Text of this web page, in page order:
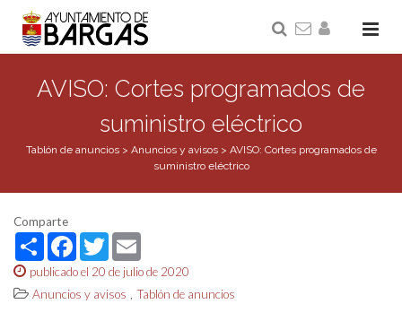
AVISO: Cortes programados de
suministro eléctrico
Tablón de anuncios> Anuncios y avisos> AVISO: Cortes programados de
suministro eléctrico
Comparte
ShareFacebook
Twitter
publicado el 20 de julio de 2020
Anuncios y avisos , Tablón de anuncios